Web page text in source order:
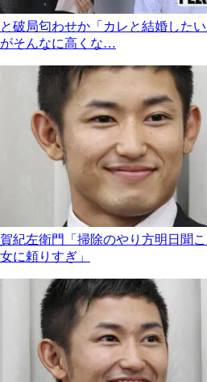
と破局匂わせか「カレと結婚した
がそんなに高くな…
賀紀左衛門「掃除のやり方明日聞
女に頼りすぎ」